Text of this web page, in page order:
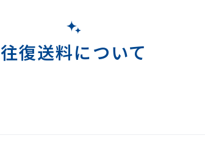
往復送料について